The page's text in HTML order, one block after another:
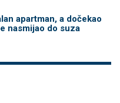
apartman, a dočekao
nasmijao do suza